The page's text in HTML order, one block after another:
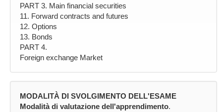
PART 3. Main financial securities
11. Forward contracts and futures
12. Options
13. Bonds
PART 4.
Foreign exchange Market
MODALITÀ DI SVOLGIMENTO DELL'ESAME
Modalità di valutazione dell'apprendimento.